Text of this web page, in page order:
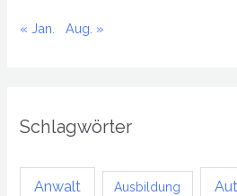
« Jan. Aug. »
Schlagwörter
Anwalt Ausbildung